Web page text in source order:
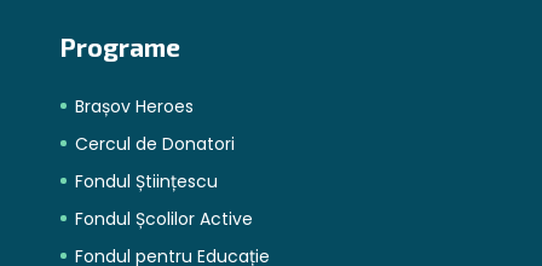
Programe
Brașov Heroes
Cercul de Donatori
Fondul Științescu
Fondul Școlilor Active
Fondul pentru Educație